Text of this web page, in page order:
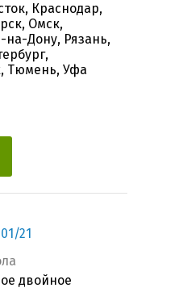
Краснодар,
Омск,
на-Дону, Рязань,
Тюмень, Уфа
21
двойное